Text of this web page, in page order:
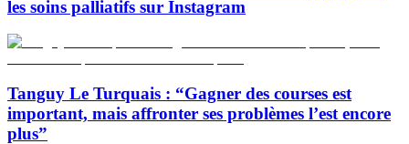
les soins palliatifs sur Instagram
Tanguy Le Turquais : “Gagner des courses est
important, mais affronter ses problèmes l’est encore
plus”